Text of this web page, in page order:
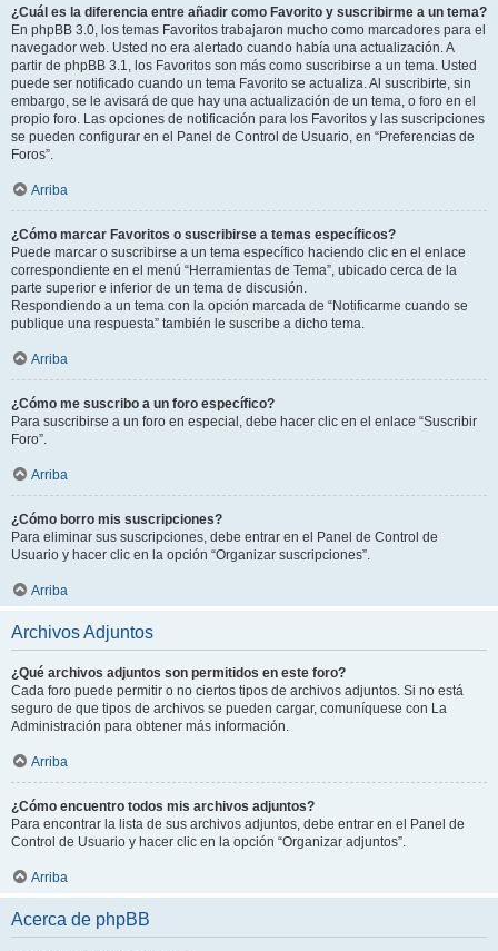
¿Cuál es la diferencia entre añadir como Favorito y suscribirme a un tema?
En phpBB 3.0, los temas Favoritos trabajaron mucho como marcadores para el
navegador web. Usted no era alertado cuando había una actualización. A
partir de phpBB 3.1, los Favoritos son más como suscribirse a un tema. Usted
puede ser notificado cuando un tema Favorito se actualiza. Al suscribirte, sin
embargo, se le avisará de que hay una actualización de un tema, o foro en el
propio foro. Las opciones de notificación para los Favoritos y las suscripciones
se pueden configurar en el Panel de Control de Usuario, en “Preferencias de
Foros”.
Arriba
¿Cómo marcar Favoritos o suscribirse a temas específicos?
Puede marcar o suscribirse a un tema específico haciendo clic en el enlace
correspondiente en el menú “Herramientas de Tema”, ubicado cerca de la
parte superior e inferior de un tema de discusión.
Respondiendo a un tema con la opción marcada de “Notificarme cuando se
publique una respuesta” también le suscribe a dicho tema.
Arriba
¿Cómo me suscribo a un foro específico?
Para suscribirse a un foro en especial, debe hacer clic en el enlace “Suscribir
Foro”.
Arriba
¿Cómo borro mis suscripciones?
Para eliminar sus suscripciones, debe entrar en el Panel de Control de
Usuario y hacer clic en la opción “Organizar suscripciones”.
Arriba
Archivos Adjuntos
¿Qué archivos adjuntos son permitidos en este foro?
Cada foro puede permitir o no ciertos tipos de archivos adjuntos. Si no está
seguro de que tipos de archivos se pueden cargar, comuníquese con La
Administración para obtener más información.
Arriba
¿Cómo encuentro todos mis archivos adjuntos?
Para encontrar la lista de sus archivos adjuntos, debe entrar en el Panel de
Control de Usuario y hacer clic en la opción “Organizar adjuntos”.
Arriba
Acerca de phpBB